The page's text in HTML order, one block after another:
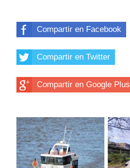
Compartir en Facebook
Compartir en Twitter
Compartir en Google Plus